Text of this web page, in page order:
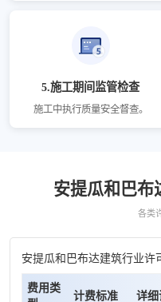
5.施工期间监管检查
施工中执行质量安全督查。
安提瓜和巴布
各类
安提瓜和巴布达建筑行业许
费用类
计费标准 详细